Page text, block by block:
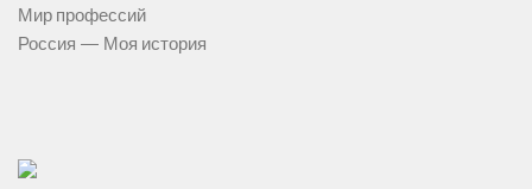
Мир профессий
Россия — Моя история